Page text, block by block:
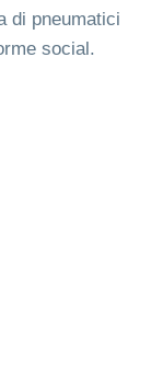
di pneumatici
social.